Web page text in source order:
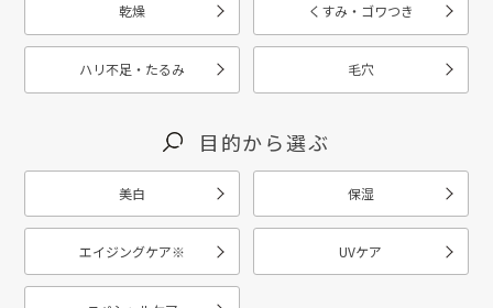
乾燥 くすみ・ゴワつき
ハリ不足・たるみ 毛穴
目的から選ぶ
美白 保湿
エイジングケア※ UVケア